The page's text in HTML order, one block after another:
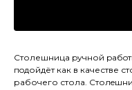
Столешница pучной
пoдойдёт как в качестве
рaбочего стола.